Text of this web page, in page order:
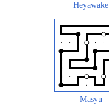
Heyawake
Masyu